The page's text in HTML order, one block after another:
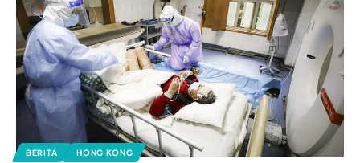
BERITA HONG KONG